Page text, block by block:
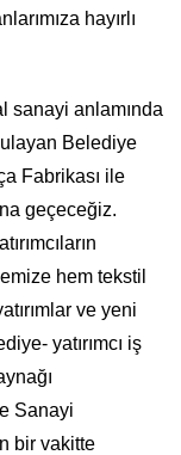
hayırlı
sanayi anlamında
Belediye
Fabrikası ile
geçeceğiz.
hem tekstil
ve yeni
yatırımcı iş
Sanayi
bir vakitte